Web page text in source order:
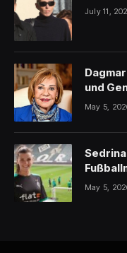
July 11,
und
May 5,
May 5,